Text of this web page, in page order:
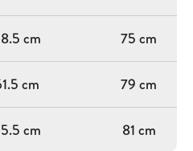
cm 75 cm
cm 79 cm
cm 81 cm